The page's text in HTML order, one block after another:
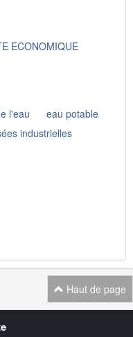
ECONOMIQUE
l'eau
eau potable
industrielles
Haut de page